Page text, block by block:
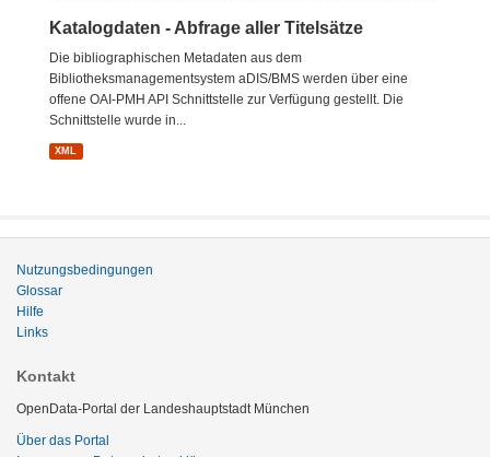
Katalogdaten - Abfrage aller Titelsätze
Die bibliographischen Metadaten aus dem
Bibliotheksmanagementsystem aDIS/BMS werden über eine
offene OAI-PMH API Schnittstelle zur Verfügung gestellt. Die
Schnittstelle wurde in...
XML
Nutzungsbedingungen
Glossar
Hilfe
Links
Kontakt
OpenData-Portal der Landeshauptstadt München
Über das Portal